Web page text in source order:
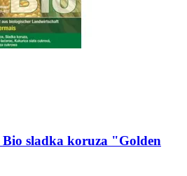
Bio sladka koruza "Golden